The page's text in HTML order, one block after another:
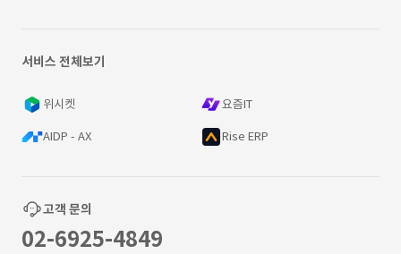
서비스 전체보기
위시켓 요즘IT
AIDP - AX Rise ERP
고객 문의
02-6925-4849